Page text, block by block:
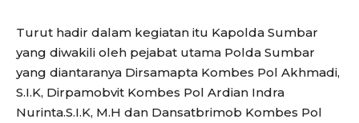
Turut hadir dalam kegiatan itu Kapolda Sumbar
yang diwakili oleh pejabat utama Polda Sumbar
yang diantaranya Dirsamapta Kombes Pol Akhmadi,
S.I.K, Dirpamobvit Kombes Pol Ardian Indra
Nurinta.S.I.K, M.H dan Dansatbrimob Kombes Pol